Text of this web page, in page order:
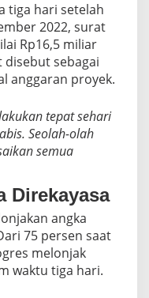
tiga hari setelah
2022, surat
Rp16,5 miliar
sebagai
anggaran proyek.
tepat sehari
Seolah-olah
semua
Direkayasa
angka
75 persen saat
melonjak
waktu tiga hari.